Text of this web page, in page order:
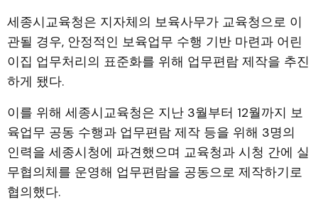
세종시교육청은 지자체의 보육사무가 교육청으로 이
관될 경우, 안정적인 보육업무 수행 기반 마련과 어린
이집 업무처리의 표준화를 위해 업무편람 제작을 추진
하게 됐다.
이를 위해 세종시교육청은 지난 3월부터 12월까지 보
육업무 공동 수행과 업무편람 제작 등을 위해 3명의
인력을 세종시청에 파견했으며 교육청과 시청 간에 실
무협의체를 운영해 업무편람을 공동으로 제작하기로
협의했다.